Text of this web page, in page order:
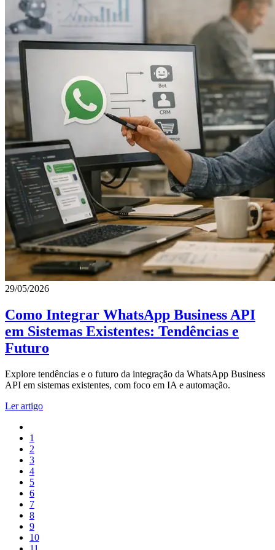
29/05/2026
Como Integrar WhatsApp Business API
em Sistemas Existentes: Tendências e
Futuro
Explore tendências e o futuro da integração da WhatsApp Business
API em sistemas existentes, com foco em IA e automação.
Ler artigo
1
2
3
4
5
6
7
8
9
10